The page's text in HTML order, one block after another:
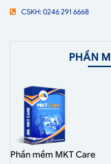
CSKH: 0246 291 6668
PHẦN
Phần mềm MKT Care